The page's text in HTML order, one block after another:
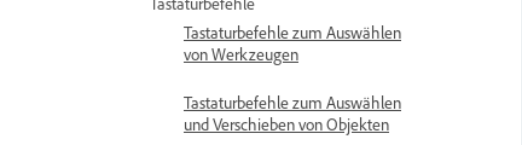
Tastaturbefehle zum Auswählen
von Werkzeugen
Tastaturbefehle zum Auswählen
und Verschieben von Objekten